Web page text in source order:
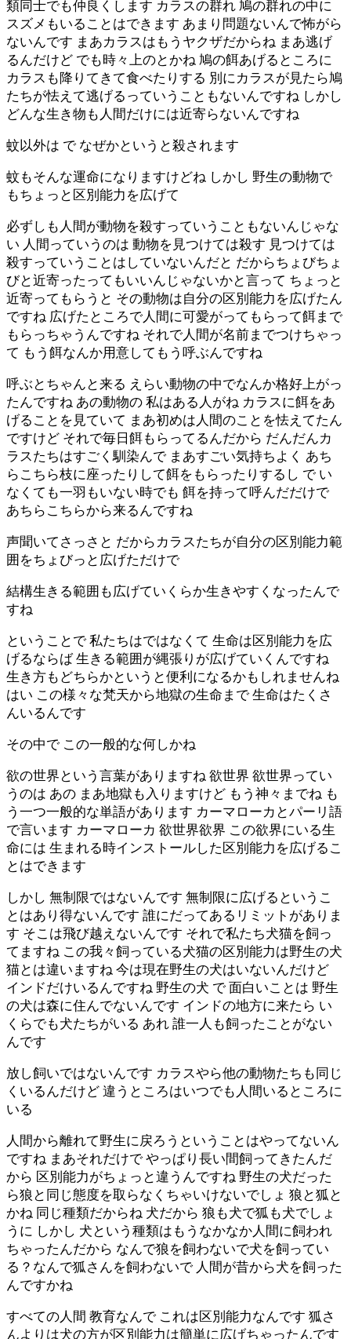
類同士でも仲良くします カラスの群れ 鳩の群れの中に
スズメもいることはできます あまり問題ないんで怖がら
ないんです まあカラスはもうヤクザだからね まあ逃げ
るんだけど でも時々上のとかね 鳩の餌あげるところに
カラスも降りてきて食べたりする 別にカラスが見たら鳩
たちが怯えて逃げるっていうこともないんですね しかし
どんな生き物も人間だけには近寄らないんですね
蚊以外は で なぜかというと殺されます
蚊もそんな運命になりますけどね しかし 野生の動物で
もちょっと区別能力を広げて
必ずしも人間が動物を殺すっていうこともないんじゃな
い 人間っていうのは 動物を見つけては殺す 見つけては
殺すっていうことはしていないんだと だからちょびちょ
びと近寄ったってもいいんじゃないかと言って ちょっと
近寄ってもらうと その動物は自分の区別能力を広げたん
ですね 広げたところで人間に可愛がってもらって餌まで
もらっちゃうんですね それで人間が名前までつけちゃっ
て もう餌なんか用意してもう呼ぶんですね
呼ぶとちゃんと来る えらい動物の中でなんか格好上がっ
たんですね あの動物の 私はある人がね カラスに餌をあ
げることを見ていて まあ初めは人間のことを怯えてたん
ですけど それで毎日餌もらってるんだから だんだんカ
ラスたちはすごく馴染んで まあすごい気持ちよく あち
らこちら枝に座ったりして餌をもらったりするし で い
なくても一羽もいない時でも 餌を持って呼んだだけで
あちらこちらから来るんですね
声聞いてさっさと だからカラスたちが自分の区別能力範
囲をちょびっと広げただけで
結構生きる範囲も広げていくらか生きやすくなったんで
すね
ということで 私たちはではなくて 生命は区別能力を広
げるならば 生きる範囲が縄張りが広げていくんですね
生き方もどちらかというと便利になるかもしれませんね
はい この様々な梵天から地獄の生命まで 生命はたくさ
んいるんです
その中で この一般的な何しかね
欲の世界という言葉がありますね 欲世界 欲世界ってい
うのは あの まあ地獄も入りますけど もう神々までね も
う一つ一般的な単語があります カーマローカとパーリ語
で言います カーマローカ 欲世界欲界 この欲界にいる生
命には 生まれる時インストールした区別能力を広げるこ
とはできます
しかし 無制限ではないんです 無制限に広げるというこ
とはあり得ないんです 誰にだってあるリミットがありま
す そこは飛び越えないんです それで私たち犬猫を飼っ
てますね この我々飼っている犬猫の区別能力は野生の犬
猫とは違いますね 今は現在野生の犬はいないんだけど
インドだけいるんですね 野生の犬 で 面白いことは 野生
の犬は森に住んでないんです インドの地方に来たら い
くらでも犬たちがいる あれ 誰一人も飼ったことがない
んです
放し飼いではないんです カラスやら他の動物たちも同じ
くいるんだけど 違うところはいつでも人間いるところに
いる
人間から離れて野生に戻ろうということはやってないん
ですね まあそれだけで やっぱり長い間飼ってきたんだ
から 区別能力がちょっと違うんですね 野生の犬だった
ら狼と同じ態度を取らなくちゃいけないでしょ 狼と狐と
かね 同じ種類だからね 犬だから 狼も犬で狐も犬でしょ
うに しかし 犬という種類はもうなかなか人間に飼われ
ちゃったんだから なんで狼を飼わないで犬を飼ってい
る？なんで狐さんを飼わないで 人間が昔から犬を飼った
んですかね
すべての人間 教育なんで これは区別能力なんです 狐さ
んよりは犬の方が区別能力は簡単に広げちゃったんです